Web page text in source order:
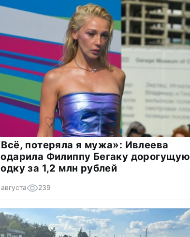
потеряла я мужа»: Ивлеева
Филиппу Бегаку дорогущую
за 1,2 млн рублей
239